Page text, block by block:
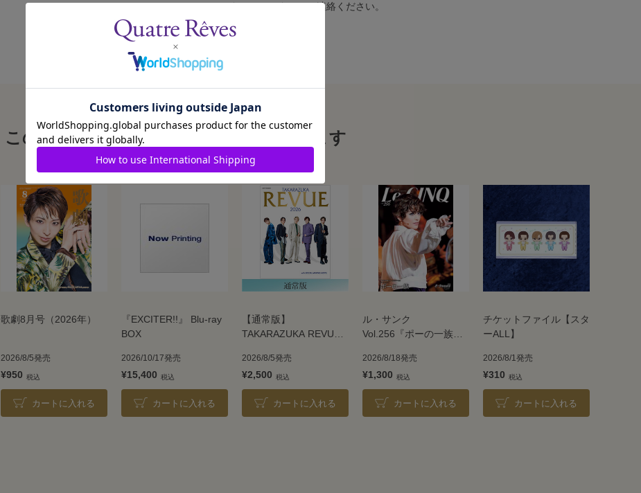
カスタマーセンターへご連絡ください。
この商品を見た人はこんな商品も見ています
歌劇8月号（2026年）
2026/8/5発売
¥950
カートに入れる
『EXCITER!!』 Blu-ray
BOX
2026/10/17発売
¥15,400
カートに入れる
【通常版】
TAKARAZUKA REVUE
2026/8/5発売
¥2,500
カートに入れる
ル・サンク
Vol.256『ポーの一族』
2026/8/18発売
¥1,300
カートに入れる
チケットファイル【スタ
ーALL】
2026/8/1発売
¥310
カートに入れる